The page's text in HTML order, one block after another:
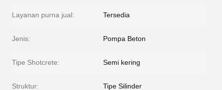
Layanan purna jual: Tersedia
Jenis: Pompa Beton
Tipe Shotcrete: Semi kering
Struktur: Tipe Silinder